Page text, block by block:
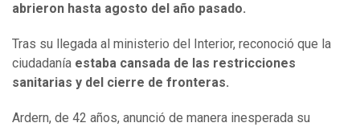
abrieron hasta agosto del año pasado.
Tras su llegada al ministerio del Interior, reconoció que la
ciudadanía estaba cansada de las restricciones
sanitarias y del cierre de fronteras.
Ardern, de 42 años, anunció de manera inesperada su